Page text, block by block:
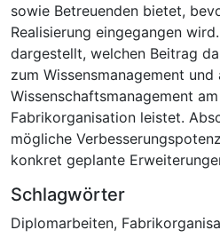
sowie Betreuenden bietet,
Realisierung eingegangen
dargestellt, welchen Beitrag
zum Wissensmanagement
Wissenschaftsmanagement
Fabrikorganisation leistet.
mögliche
konkret geplante
Schlagwörter
Diplomarbeiten,